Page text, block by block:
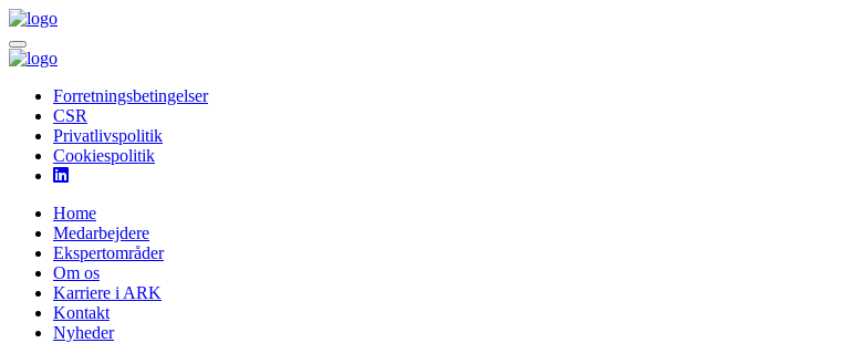
Forretningsbetingelser
CSR
Privatlivspolitik
Cookiespolitik
Home
Medarbejdere
Ekspertområder
Om os
Karriere i ARK
Kontakt
Nyheder